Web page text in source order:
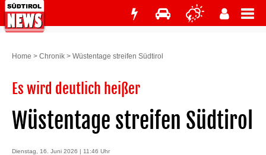
Home > Chronik > Wüstentage streifen Südtirol
Es wird deutlich heißer
Wüstentage streifen Südtirol
Dienstag, 16. Juni 2026 | 11:46 Uhr